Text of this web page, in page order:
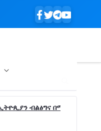
ብልፅግና በሚያረጋግጡ